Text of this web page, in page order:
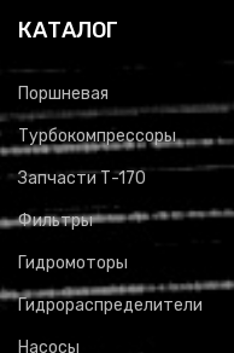
КАТАЛОГ
Поршневая
Турбокомпрессоры
Запчасти Т-170
Фильтры
Гидромоторы
Гидрораспределители
Насосы